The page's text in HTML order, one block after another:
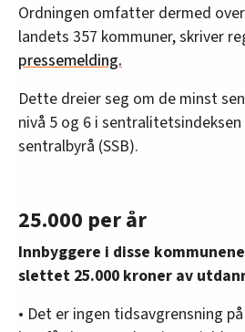
Ordningen omfatter dermed
landets 357 kommuner, skriver
pressemelding.
Dette dreier seg om de minst
nivå 5 og 6 i
sentralbyrå (SSB).
25.000 per år
Innbyggere i disse
slettet 25.000 kroner av
• Det er ingen tidsavgrensning